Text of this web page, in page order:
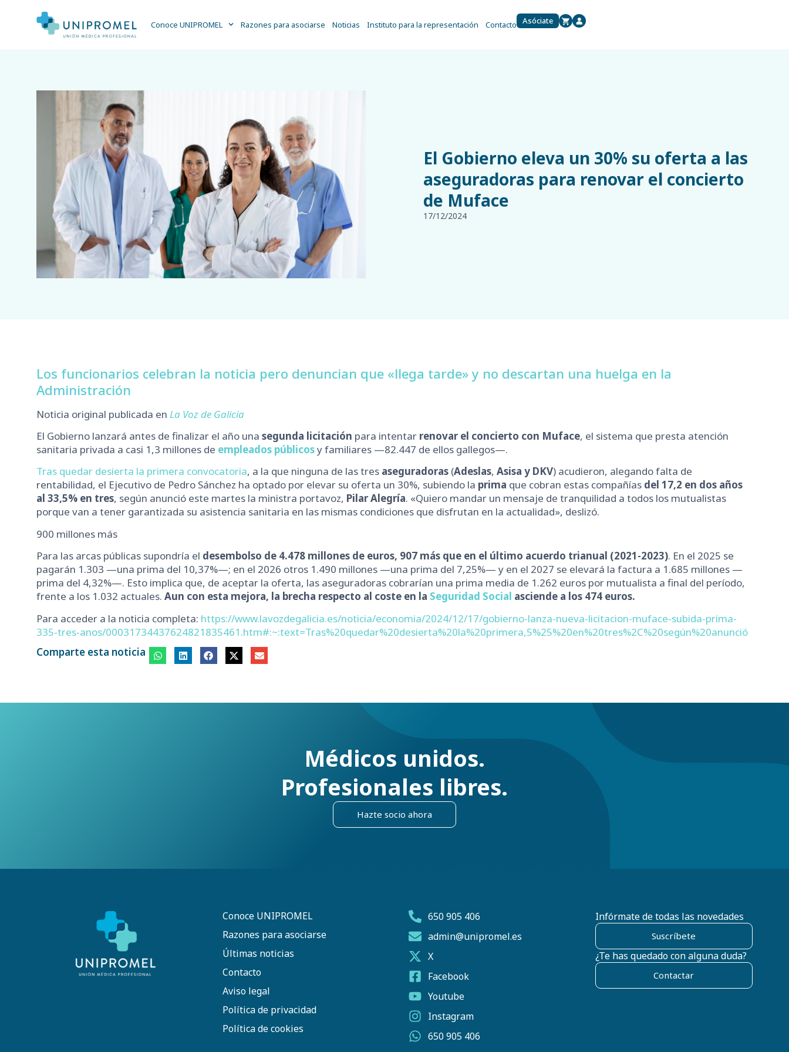
Conoce UNIPROMEL Razones para asociarse Noticias Instituto para la representación Contacto Asóciate
El Gobierno eleva un 30% su oferta a las
aseguradoras para renovar el concierto
de Muface
17/12/2024
Los funcionarios celebran la noticia pero denuncian que «llega tarde» y no descartan una huelga en la
Administración
Noticia original publicada en La Voz de Galicia
El Gobierno lanzará antes de finalizar el año una segunda licitación para intentar renovar el concierto con Muface, el sistema que presta atención
sanitaria privada a casi 1,3 millones de empleados públicosy familiares —82.447 de ellos gallegos—.
Tras quedar desierta la primera convocatoria, a la que ninguna de las tres aseguradoras (Adeslas, Asisa y DKV) acudieron, alegando falta de
rentabilidad, el Ejecutivo de Pedro Sánchez ha optado por elevar su oferta un 30%, subiendo la prima que cobran estas compañías del 17,2 en dos años
al 33,5% en tres, según anunció este martes la ministra portavoz, Pilar Alegría. «Quiero mandar un mensaje de tranquilidad a todos los mutualistas
porque van a tener garantizada su asistencia sanitaria en las mismas condiciones que disfrutan en la actualidad», deslizó.
900 millones más
Para las arcas públicas supondría el desembolso de 4.478 millones de euros, 907 más que en el último acuerdo trianual (2021-2023). En el 2025 se
pagarán 1.303 —una prima del 10,37%—; en el 2026 otros 1.490 millones —una prima del 7,25%— y en el 2027 se elevará la factura a 1.685 millones —
prima del 4,32%—. Esto implica que, de aceptar la oferta, las aseguradoras cobrarían una prima media de 1.262 euros por mutualista a final del período,
frente a los 1.032 actuales. Aun con esta mejora, la brecha respecto al coste en la Seguridad Social asciende a los 474 euros.
Para acceder a la noticia completa: https://www.lavozdegalicia.es/noticia/economia/2024/12/17/gobierno-lanza-nueva-licitacion-muface-subida-prima-
335-tres-anos/00031734437624821835461.htm#:~:text=Tras%20quedar%20desierta%20la%20primera,5%25%20en%20tres%2C%20según%20anunció
Comparte esta noticia
Médicos unidos.
Profesionales libres.
Hazte socio ahora
Conoce UNIPROMEL
Razones para asociarse
Últimas noticias
Contacto
Aviso legal
Política de privacidad
Política de cookies
650 905 406
admin@unipromel.es
X
Facebook
Youtube
Instagram
650 905 406
Infórmate de todas las novedades
Suscríbete
¿Te has quedado con alguna duda?
Contactar